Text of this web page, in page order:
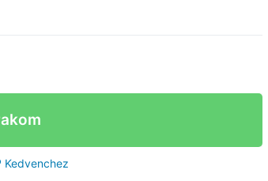
Kedvenchez